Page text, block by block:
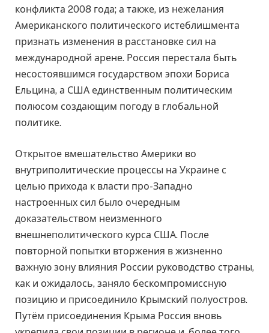
конфликта 2008 года; а также, из нежелания
Американского политического истеблишмента
признать изменения в расстановке сил на
международной арене. Россия перестала быть
несостоявшимся государством эпохи Бориса
Ельцина, а США единственным политическим
полюсом создающим погоду в глобальной
политике.
Открытое вмешательство Америки во
внутриполитические процессы на Украине с
целью прихода к власти про-Западно
настроенных сил было очередным
доказательством неизменного
внешнеполитического курса США. После
повторной попытки вторжения в жизненно
важную зону влияния России руководство страны,
как и ожидалось, заняло бескомпромиссную
позицию и присоединило Крымский полуостров.
Путём присоединения Крыма Россия вновь